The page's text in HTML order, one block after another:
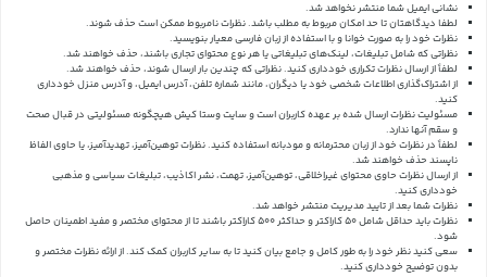
نشانی ایمیل شما منتشر نخواهد شد.
لطفا دیدگاهتان تا حد امکان مربوط به مطلب باشد. نظرات نامربوط ممکن است حذف شوند.
نظرات خود را به صورت خوانا و با استفاده از زبان فارسی معیار بنویسید.
نظراتی که شامل تبلیغات، لینک‌های تبلیغاتی یا هر نوع محتوای تجاری باشند، حذف خواهند شد.
لطفاً از ارسال نظرات تکراری خودداری کنید. نظراتی که چندین بار ارسال شوند، حذف خواهند شد.
از اشتراک‌گذاری اطلاعات شخصی خود یا دیگران، مانند شماره تلفن، آدرس ایمیل، و آدرس منزل خودداری
کنید.
مسئولیت نظرات ارسال شده بر عهده کاربران است و سایت وستا کیش هیچگونه مسئولیتی در قبال صحت
و سقم آنها ندارد.
لطفاً در نظرات خود از زبان محترمانه و مودبانه استفاده کنید. نظرات توهین‌آمیز، تهدیدآمیز، یا حاوی الفاظ
ناپسند حذف خواهند شد.
از ارسال نظرات حاوی محتوای غیراخلاقی، توهین‌آمیز، تهمت، نشر اکاذیب، تبلیغات سیاسی و مذهبی
خودداری کنید.
نظرات شما بعد از تایید مدیریت منتشر خواهد شد.
نظرات باید حداقل شامل 50 کاراکتر و حداکثر 500 کاراکتر باشند تا از محتوای مختصر و مفید اطمینان حاصل
شود.
سعی کنید نظر خود را به طور کامل و جامع بیان کنید تا به سایر کاربران کمک کند.از ارائه نظرات مختصر و
بدون توضیح خودداری کنید.